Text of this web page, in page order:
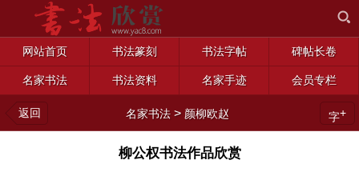
网站首页 书法篆刻 书法字帖 碑帖长卷
名家书法 书法资料 名家手迹 会员专栏
返回 名家书法 > 颜柳欧赵 字+
柳公权书法作品欣赏